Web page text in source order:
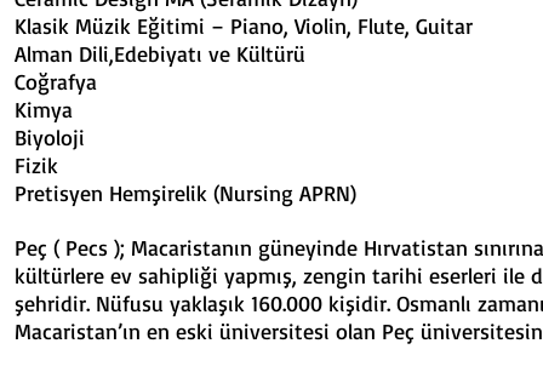
Klasik Müzik Eğitimi – Piano,
Alman Dili,Edebiyatı ve
Coğrafya 4
Kimya 4
Biyoloji 4
Fizik 4
Pretisyen Hemşirelik
Peç ( Pecs ); Macaristanın güneyinde Hırvatistan
kültürlere ev sahipliği yapmış, zengin tarihi eserleri ile
şehridir. Nüfusu yaklaşık 160.000 kişidir. Osmanlı
Macaristan’ın en eski üniversitesi olan Peç